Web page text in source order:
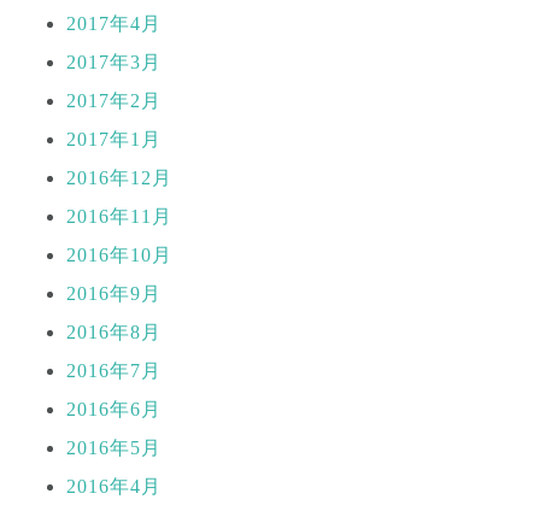
2017年4月
2017年3月
2017年2月
2017年1月
2016年12月
2016年11月
2016年10月
2016年9月
2016年8月
2016年7月
2016年6月
2016年5月
2016年4月